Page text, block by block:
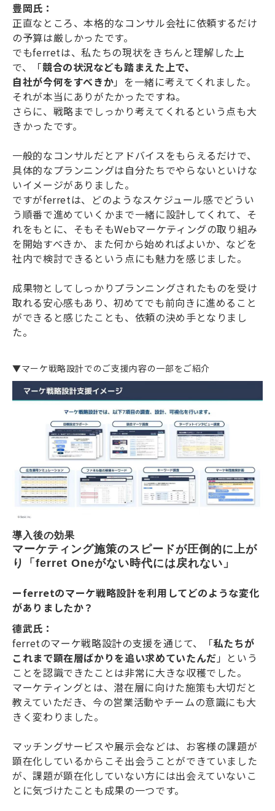
豊岡氏：
正直なところ、本格的なコンサル会社に依頼するだけ
の予算は厳しかったです。
でもferretは、私たちの現状をきちんと理解した上
で、「競合の状況なども踏まえた上で、
自社が今何をすべきか」を一緒に考えてくれました。
それが本当にありがたかったですね。
さらに、戦略までしっかり考えてくれるという点も大
きかったです。
一般的なコンサルだとアドバイスをもらえるだけで、
具体的なプランニングは自分たちでやらないといけな
いイメージがありました。
ですがferretは、どのようなスケジュール感でどうい
う順番で進めていくかまで一緒に設計してくれて、そ
れをもとに、そもそもWebマーケティングの取り組み
を開始すべきか、また何から始めればよいか、などを
社内で検討できるという点にも魅力を感じました。
成果物としてしっかりプランニングされたものを受け
取れる安心感もあり、初めてでも前向きに進めること
ができると感じたことも、依頼の決め手となりまし
た。
▼マーケ戦略設計でのご支援内容の一部をご紹介
導入後の効果
マーケティング施策のスピードが圧倒的に上が
り「ferret Oneがない時代には戻れない」
ーferretのマーケ戦略設計を利用してどのような変化
がありましたか？
德武氏：
ferretのマーケ戦略設計の支援を通じて、「私たちが
これまで顕在層ばかりを追い求めていたんだ 」という
ことを認識できたことは非常に大きな収穫でした。
マーケティングとは、潜在層に向けた施策も大切だと
教えていただき、今の営業活動やチームの意識にも大
きく変わりました。
マッチングサービスや展示会などは、お客様の課題が
顕在化しているからこそ出会うことができていました
が、課題が顕在化していない方には出会えていないこ
とに気づけたことも成果の一つです。